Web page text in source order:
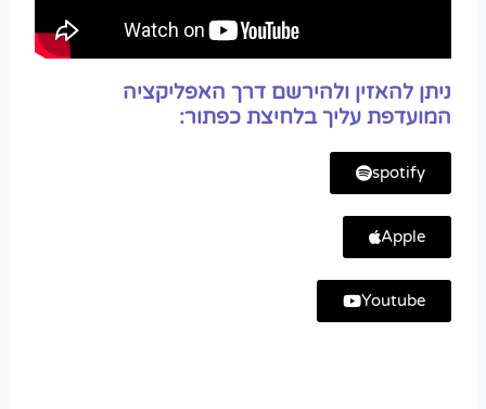
ניתן להאזין ולהירשם דרך האפליקציה
המועדפת עליך בלחיצת כפתור:
spotify
Apple
Youtube